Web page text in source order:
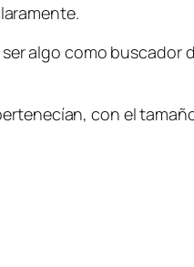
algo como buscador
con el